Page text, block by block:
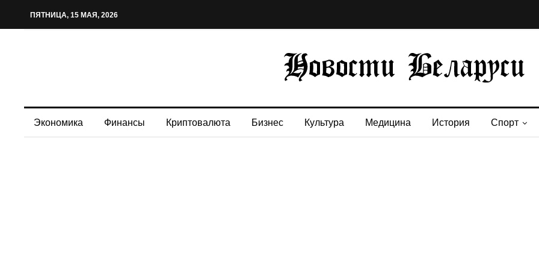
ПЯТНИЦА, 15 МАЯ, 2026
Экономика Финансы Криптовалюта Бизнес Культура Медицина История Спорт